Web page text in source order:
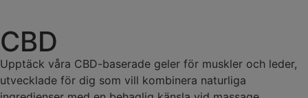
CBD
Upptäck våra CBD-baserade geler för muskler och leder,
utvecklade för dig som vill kombinera naturliga